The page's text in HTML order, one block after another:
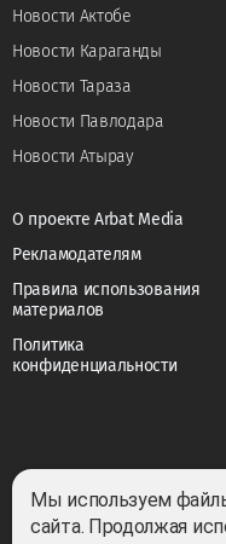
Новости Актобе
Новости Караганды
Новости Тараза
Новости Павлодара
Новости Атырау
О проекте Arbat Media
Рекламодателям
Правила использования
материалов
Политика
конфиденциальности
Мы используем
сайта. Продолжая